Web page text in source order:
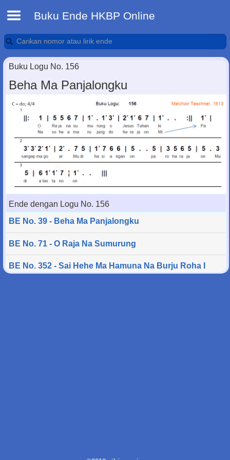
Buku Ende HKBP Online
Buku Logu No. 156
Beha Ma Panjalongku
Ende dengan Logu No. 156
BE No. 39 - Beha Ma Panjalongku
BE No. 71 - O Raja Na Sumurung
BE No. 352 - Sai Hehe Ma Hamuna Na Burju Roha I